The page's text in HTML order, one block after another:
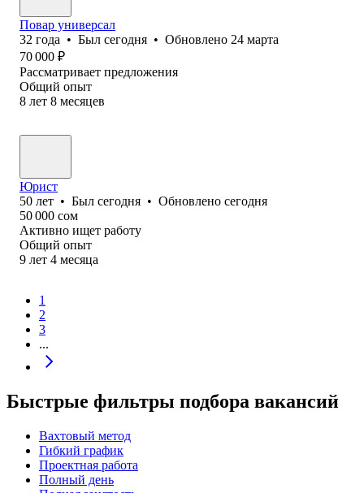
Повар универсал
32 года • Был сегодня • Обновлено 24 марта
70 000 ₽
Рассматривает предложения
Общий опыт
8 лет 8 месяцев
Юрист
50 лет • Был сегодня • Обновлено сегодня
50 000 сом
Активно ищет работу
Общий опыт
9 лет 4 месяца
1
2
3
...
Быстрые фильтры подбора вакансий
Вахтовый метод
Гибкий график
Проектная работа
Полный день